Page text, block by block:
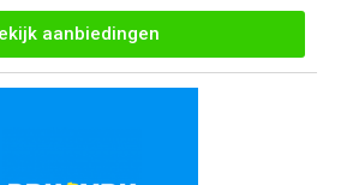
aanbiedingen